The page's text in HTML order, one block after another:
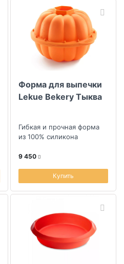
Форма для выпечки
Lekue Bekery Тыква
Гибкая и прочная форма
из 100% силикона
9 450
Купить